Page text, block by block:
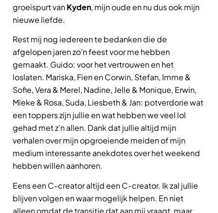
groeispurt vanKyden, mijn oude en nu dus ook mijn
nieuwe liefde.
Rest mij nog iedereen te bedanken die de
afgelopen jaren zo’n feest voor me hebben
gemaakt. Guido: voor het vertrouwen en het
loslaten. Mariska, Fien en Corwin, Stefan, Imme &
Sofie, Vera & Merel, Nadine, Jelle & Monique, Erwin,
Mieke & Rosa, Suda, Liesbeth & Jan: potverdorie wat
een toppers zijn jullie en wat hebben we veel lol
gehad met z’n allen. Dank dat jullie altijd mijn
verhalen over mijn opgroeiende meiden of mijn
medium interessante anekdotes over het weekend
hebben willen aanhoren.
Eens een C-creator altijd een C-creator. Ik zal jullie
blijven volgen en waar mogelijk helpen. En niet
alleen omdat de transitie dat aan mij vraagt, maar